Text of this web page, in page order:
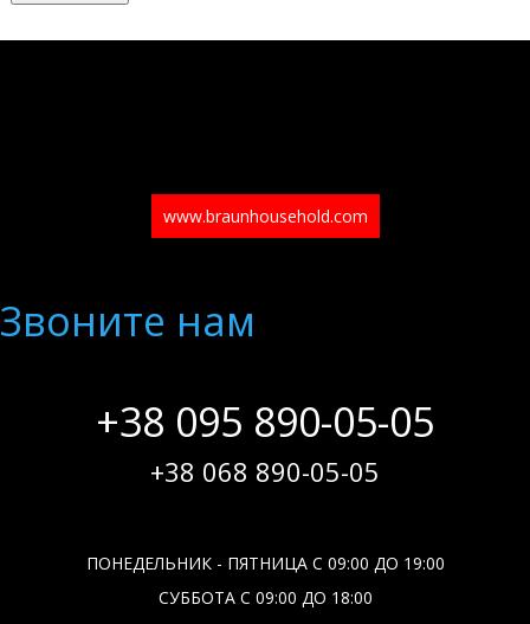
www.braunhousehold.com
Звоните нам
+38 095 890-05-05
+38 068 890-05-05
ПОНЕДЕЛЬНИК - ПЯТНИЦА С 09:00 ДО 19:00
СУББОТА С 09:00 ДО 18:00